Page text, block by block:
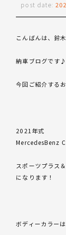
post date:
こんばんは、鈴
納車ブログです♪
今回ご紹介するお
2021年式
MercedesBenz
スポーツプラス
になります！
ボディーカラーは